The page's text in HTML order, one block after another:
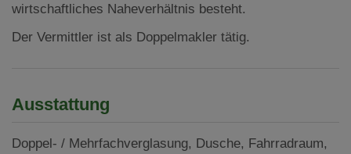
wirtschaftliches Naheverhältnis besteht.
Der Vermittler ist als Doppelmakler tätig.
Ausstattung
Doppel- / Mehrfachverglasung Dusche Fahrradraum